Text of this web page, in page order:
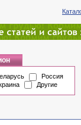
Россия
Другие